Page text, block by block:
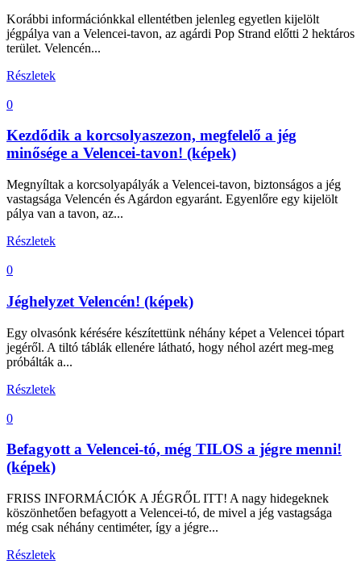
Korábbi információnkkal ellentétben jelenleg egyetlen kijelölt
jégpálya van a Velencei-tavon, az agárdi Pop Strand előtti 2 hektáros
terület. Velencén...
Részletek
0
Kezdődik a korcsolyaszezon, megfelelő a jég
minősége a Velencei-tavon! (képek)
Megnyíltak a korcsolyapályák a Velencei-tavon, biztonságos a jég
vastagsága Velencén és Agárdon egyaránt. Egyenlőre egy kijelölt
pálya van a tavon, az...
Részletek
0
Jéghelyzet Velencén! (képek)
Egy olvasónk kérésére készítettünk néhány képet a Velencei tópart
jegéről. A tiltó táblák ellenére látható, hogy néhol azért meg-meg
próbálták a...
Részletek
0
Befagyott a Velencei-tó, még TILOS a jégre menni!
(képek)
FRISS INFORMÁCIÓK A JÉGRŐL ITT! A nagy hidegeknek
köszönhetően befagyott a Velencei-tó, de mivel a jég vastagsága
még csak néhány centiméter, így a jégre...
Részletek